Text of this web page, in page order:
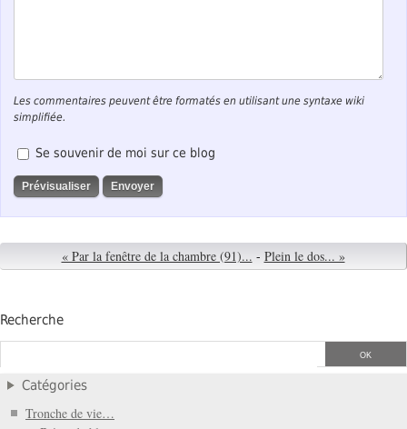
Les commentaires peuvent être formatés en utilisant une syntaxe wiki
simplifiée.
Se souvenir de moi sur ce blog
« Par la fenêtre de la chambre (91)... - Plein le dos... »
Recherche
Catégories
Tronche de vie…